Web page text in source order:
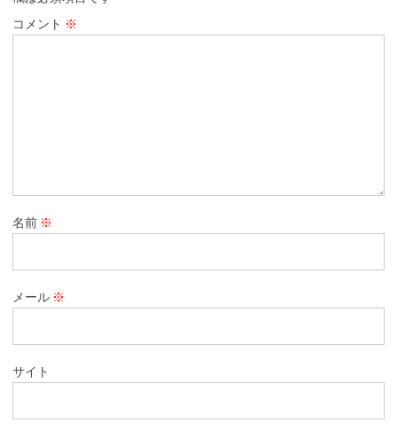
コメント ※
名前 ※
メール ※
サイト